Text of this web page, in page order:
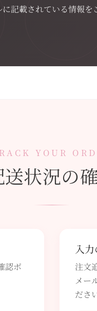
に記載されている情報を
YOUR
送状況の
認ボ
入
注文
メー
ださ